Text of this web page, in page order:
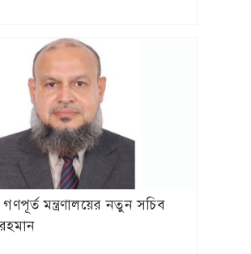
মন্ত্রণালয়ের নতুন সচিব